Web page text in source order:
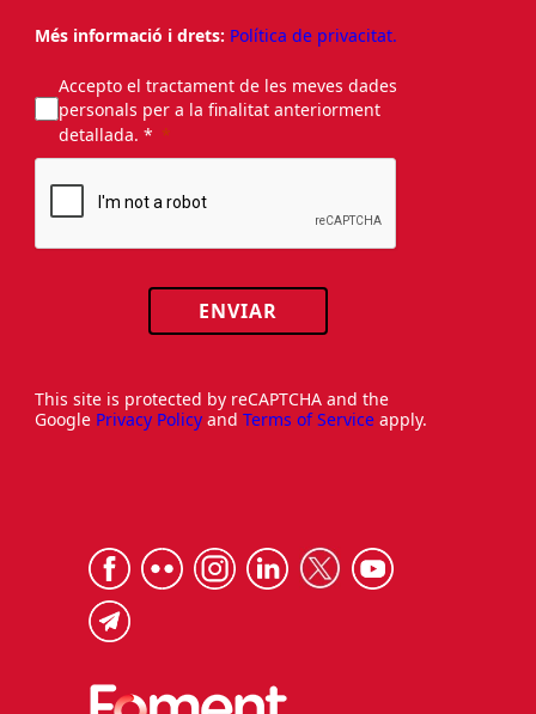
Més informació i drets: Política de privacitat.
Accepto el tractament de les meves dades
personals per a la finalitat anteriorment
detallada. *
ENVIAR
This site is protected by reCAPTCHA and the
Google Privacy Policy and Terms of Service apply.